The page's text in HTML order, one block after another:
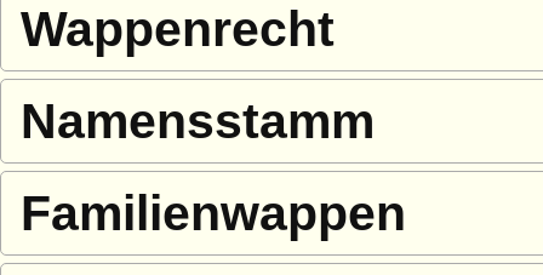
Wappenrecht
Namensstamm
Familienwappen